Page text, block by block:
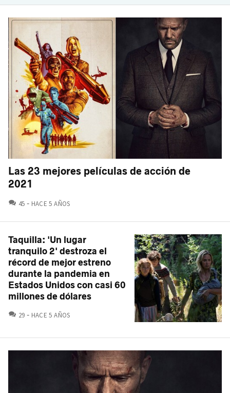
Las 23 mejores películas de acción de
2021
45 COMENTARIOS
HACE 5 AÑOS
Taquilla: 'Un lugar
tranquilo 2' destroza el
récord de mejor estreno
durante la pandemia en
Estados Unidos con casi 60
millones de dólares
29 COMENTARIOS
HACE 5 AÑOS